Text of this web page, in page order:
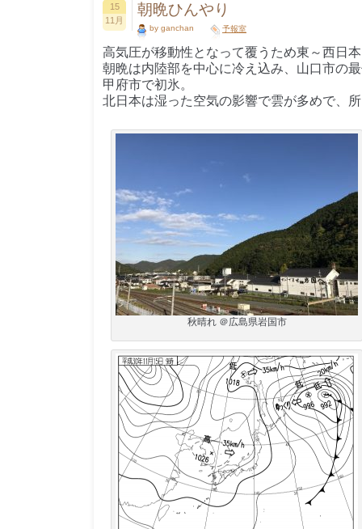
15
11月
朝晩ひんやり
by ganchan 予報室
高気圧が移動性となって覆うため東～西日
朝晩は内陸部を中心に冷え込み、山口市の
甲府市で初氷。
北日本は湿った空気の影響で雲が多めで、
秋晴れ ＠広島県岩国市